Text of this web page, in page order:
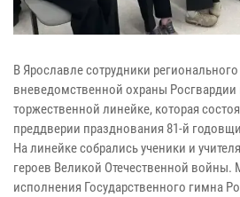
В Ярославле сотрудники
вневедомственной охраны Росгвардии
торжественной линейке, которая
преддверии празднования 81-й
На линейке собрались ученики и
героев Великой Отечественной войны.
исполнения Государственного гимна